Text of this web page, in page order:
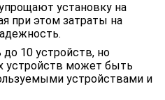
установку на
при этом затраты на
10 устройств, но
устройств может быть
устройствами и